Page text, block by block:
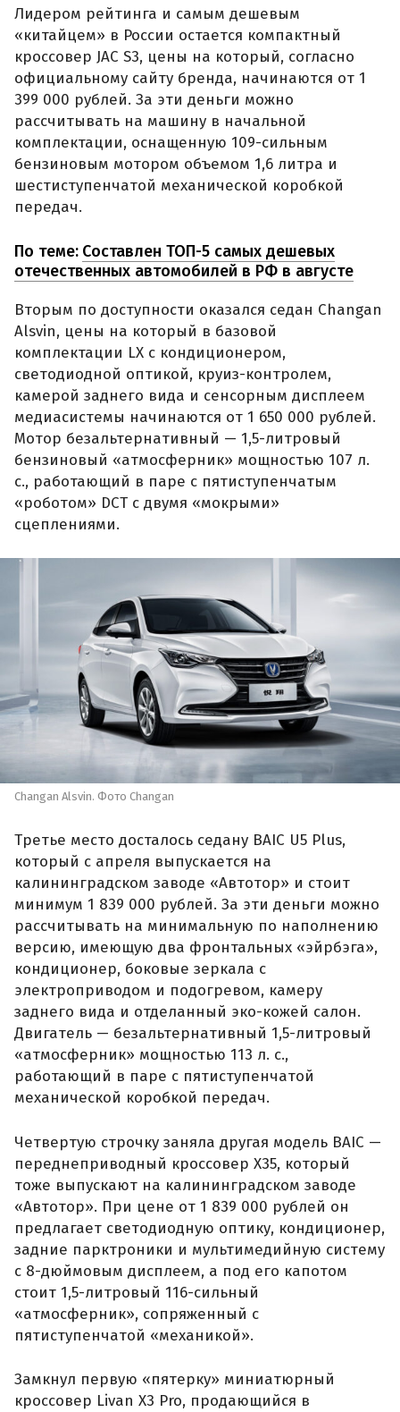
Лидером рейтинга и самым дешевым
«китайцем» в России остается компактный
кроссовер JAC S3, цены на который, согласно
официальному сайту бренда, начинаются от 1
399 000 рублей. За эти деньги можно
рассчитывать на машину в начальной
комплектации, оснащенную 109-сильным
бензиновым мотором объемом 1,6 литра и
шестиступенчатой механической коробкой
передач.
По теме: Составлен ТОП-5 самых дешевых
отечественных автомобилей в РФ в августе
Вторым по доступности оказался седан Changan
Alsvin, цены на который в базовой
комплектации LX с кондиционером,
светодиодной оптикой, круиз-контролем,
камерой заднего вида и сенсорным дисплеем
медиасистемы начинаются от 1 650 000 рублей.
Мотор безальтернативный — 1,5-литровый
бензиновый «атмосферник» мощностью 107 л.
с., работающий в паре с пятиступенчатым
«роботом» DCT с двумя «мокрыми»
сцеплениями.
Changan Alsvin. Фото Changan
Третье место досталось седану BAIC U5 Plus,
который с апреля выпускается на
калининградском заводе «Автотор» и стоит
минимум 1 839 000 рублей. За эти деньги можно
рассчитывать на минимальную по наполнению
версию, имеющую два фронтальных «эйрбэга»,
кондиционер, боковые зеркала с
электроприводом и подогревом, камеру
заднего вида и отделанный эко-кожей салон.
Двигатель — безальтернативный 1,5-литровый
«атмосферник» мощностью 113 л. с.,
работающий в паре с пятиступенчатой
механической коробкой передач.
Четвертую строчку заняла другая модель BAIC —
переднеприводный кроссовер X35, который
тоже выпускают на калининградском заводе
«Автотор». При цене от 1 839 000 рублей он
предлагает светодиодную оптику, кондиционер,
задние парктроники и мультимедийную систему
с 8-дюймовым дисплеем, а под его капотом
стоит 1,5-литровый 116-сильный
«атмосферник», сопряженный с
пятиступенчатой «механикой».
Замкнул первую «пятерку» миниатюрный
кроссовер Livan X3 Pro, продающийся в